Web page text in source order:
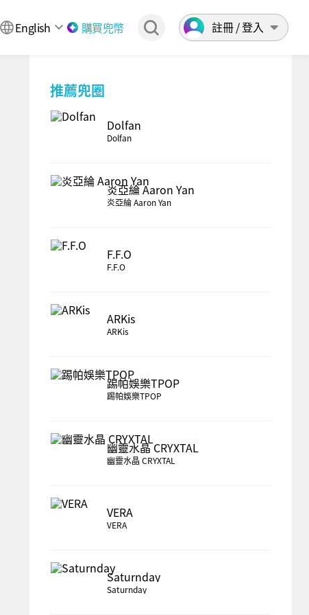
English 購買兜幣 註冊 / 登入
推薦兜圈
Dolfan
Dolfan
炎亞綸 Aaron Yan
炎亞綸 Aaron Yan
F.F.O
F.F.O
ARKis
ARKis
踢帕娛樂TPOP
踢帕娛樂TPOP
幽靈水晶 CRYXTAL
幽靈水晶 CRYXTAL
VERA
VERA
Saturnday
Saturnday